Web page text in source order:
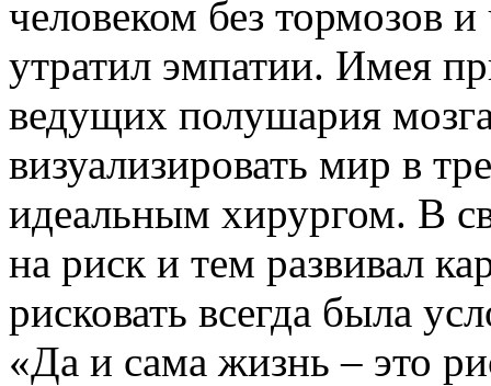
человеком без тормозов
утратил эмпатии. Имея
ведущих полушария
визуализировать мир в
идеальным хирургом. В
на риск и тем развивал
рисковать всегда была
«Да и сама жизнь – это